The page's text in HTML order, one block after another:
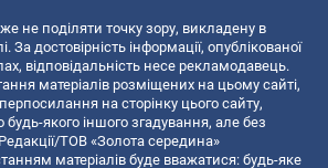
не поділяти точку зору, викладену в
За достовірність інформації, опублікованої
відповідальність несе рекламодавець.
матеріалів розміщених на цьому сайті,
на сторінку цього сайту,
будь-якого іншого згадування, але без
ТОВ «Золота середина»
матеріалів буде вважатися: будь-яке